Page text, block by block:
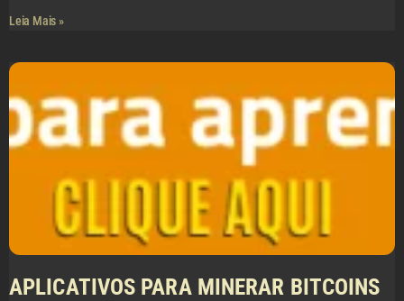
Leia Mais »
APLICATIVOS PARA MINERAR BITCOINS